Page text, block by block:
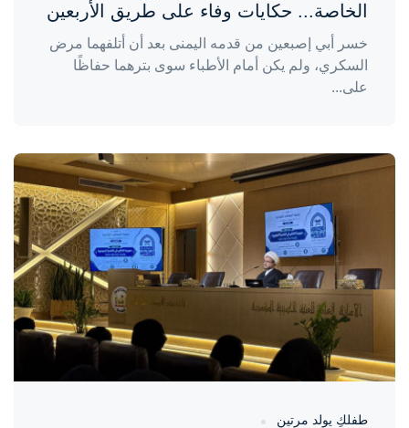
الخاصة... حكايات وفاء على طريق الأربعين
خسر أبي إصبعين من قدمه اليمنى بعد أن أتلفهما مرض
السكري، ولم يكن أمام الأطباء سوى بترهما حفاظًا
على...
واحة المرأة
طفلكِ يولد مرتين